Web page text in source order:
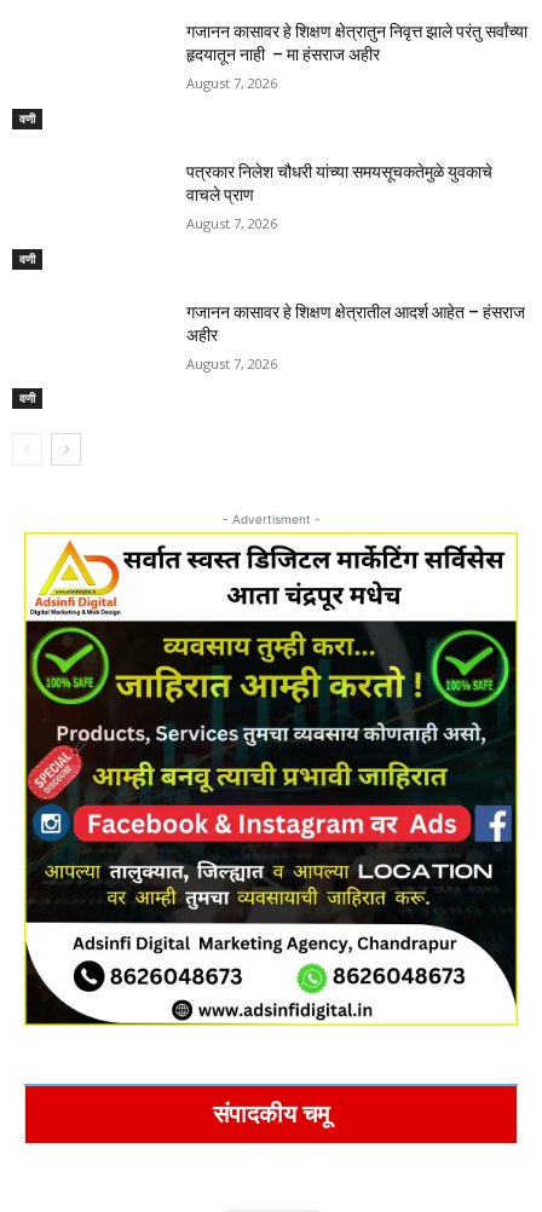
वणी
गजानन कासावर हे शिक्षण क्षेत्रातुन निवृत्त झाले परंतु सर्वांच्या
हृदयातून नाही – मा हंसराज अहीर
August 7, 2026
वणी
पत्रकार निलेश चौधरी यांच्या समयसूचकतेमुळे युवकाचे
वाचले प्राण
August 7, 2026
वणी
गजानन कासावर हे शिक्षण क्षेत्रातील आदर्श आहेत – हंसराज
अहीर
August 7, 2026
- Advertisment -
संपादकीय चमू